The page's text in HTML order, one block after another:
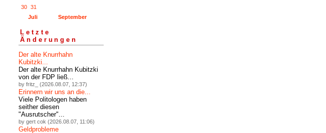
30
31
Juli
September
Letzte
Änderungen
Der alte Knurrhahn
Kubitzki...
Der alte Knurrhahn Kubitzki
von der FDP ließ...
by fritz_ (2026.08.07, 12:37)
Erinnern wir uns an die...
Viele Politologen haben
seither diesen
"Ausrutscher"...
by gert cok (2026.08.07, 11:06)
Geldprobleme